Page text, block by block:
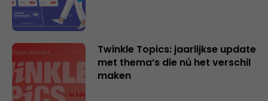
Twinkle Topics: jaarlijkse update
met thema’s die nú het verschil
maken